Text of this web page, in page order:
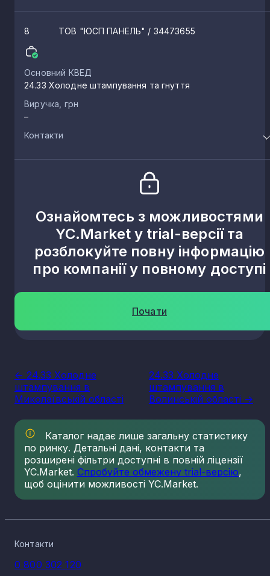
8 ТОВ "ЮСП ПАНЕЛЬ" / 34473655
Основний КВЕД
24.33 Холодне штампування та гнуття
Виручка, грн
–
Контакти
Ознайомтесь з можливостями
YC.Market у trial-версії та
розблокуйте повну інформацію
про компанії у повному доступі
Почати
<- 24.33 Холодне
штампування в
Миколаївській області
24.33 Холодне
штампування в
Волинській області ->
Каталог надає лише загальну статистику
по ринку. Детальні дані, контакти та
розширені фільтри доступні в повній ліцензії
YC.Market. Спробуйте обмежену trial-версію,
щоб оцінити можливості YC.Market.
Контакти
0 800 302 120